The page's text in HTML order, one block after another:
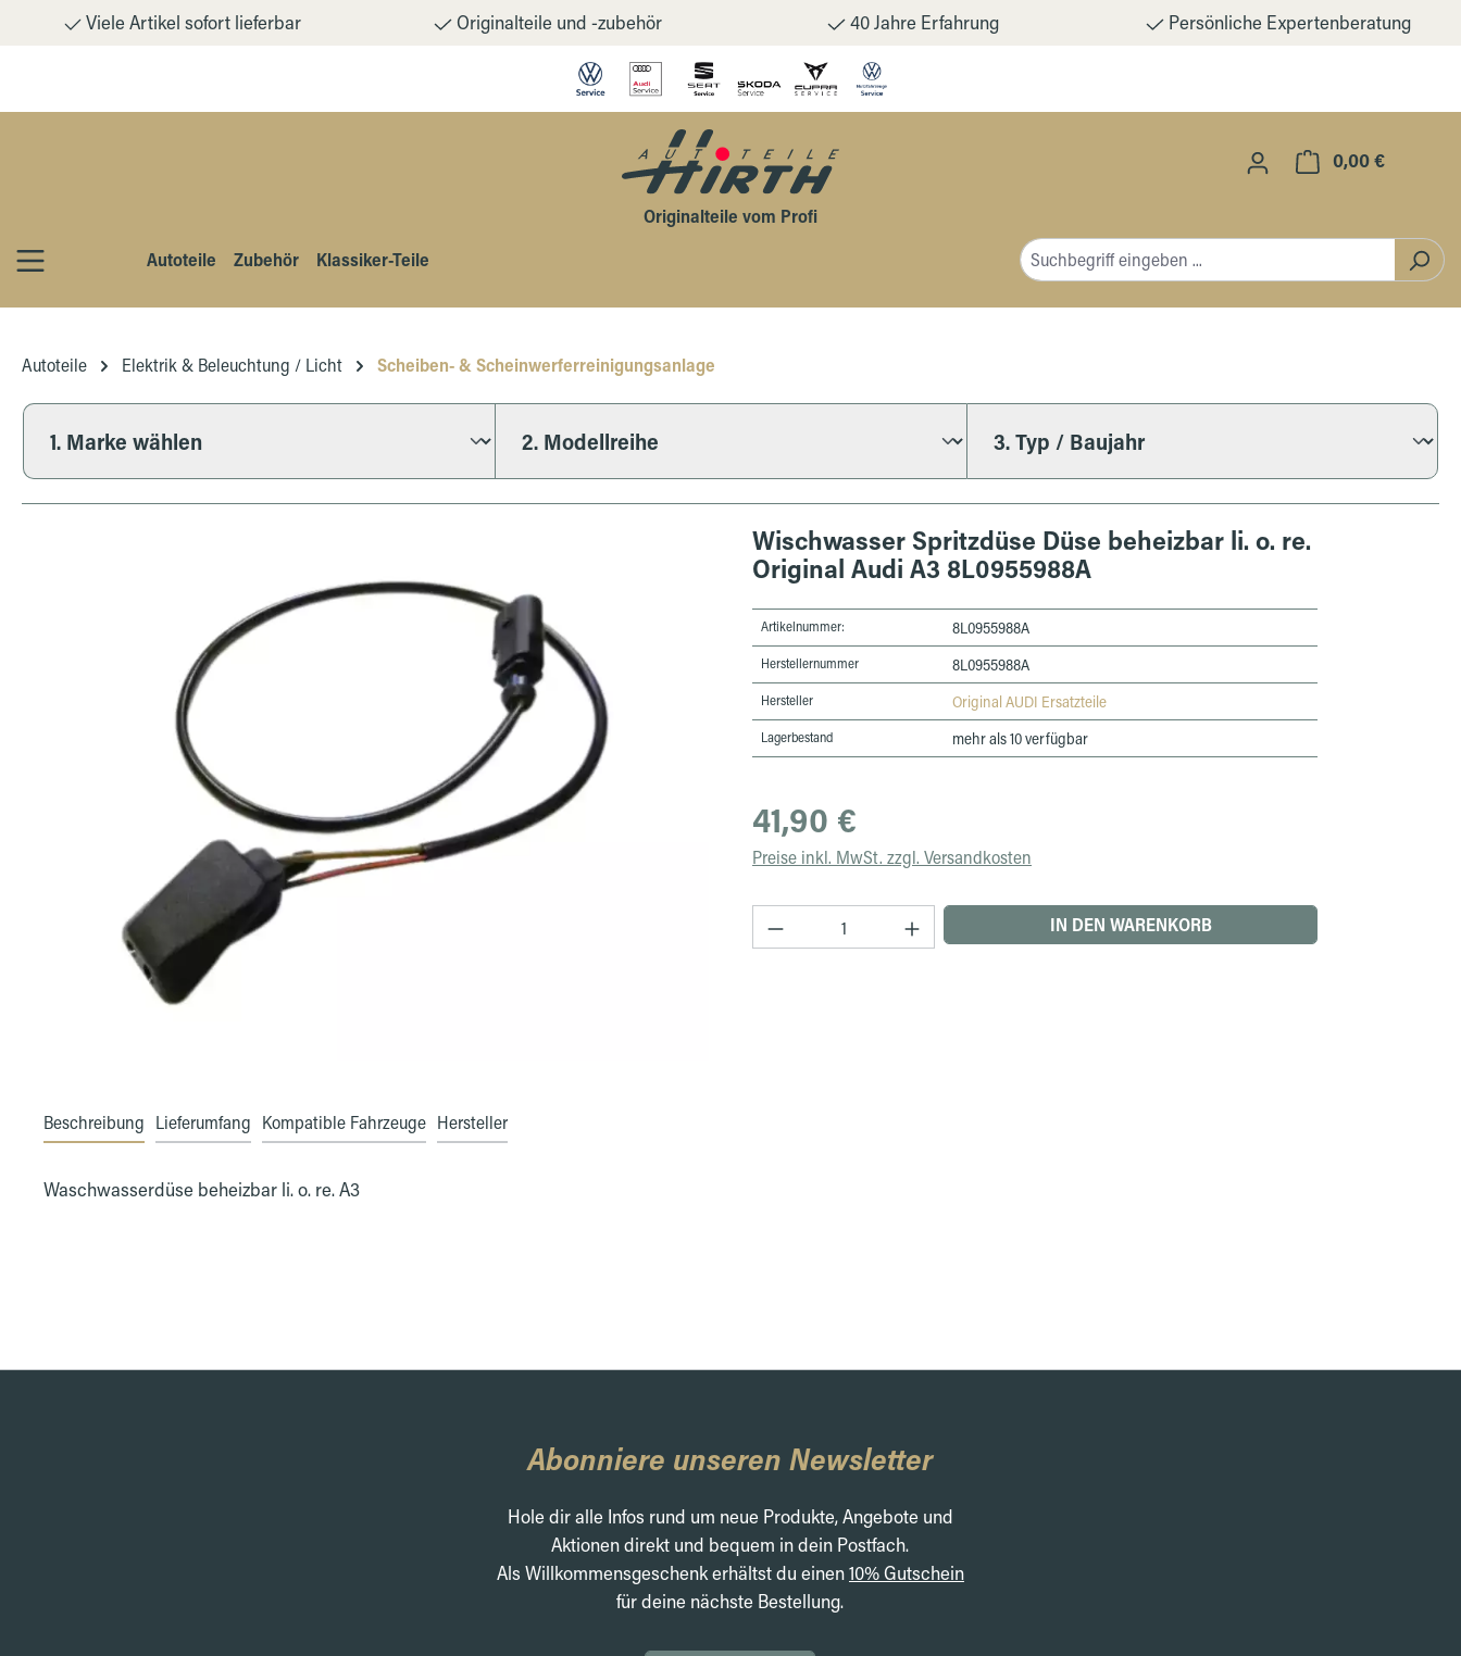
Hauptinhalt springen
Zur Suche springen
Zur Hauptnavigation springen
Viele Artikel sofort lieferbar Originalteile und -zubehör 40 Jahre Erfahrung Persönliche Expertenberatung
0,00 €
Originalteile vom Profi
Autoteile
Zubehör Klassiker-Teile
Autoteile Elektrik & Beleuchtung / Licht Scheiben- & Scheinwerferreinigungsanlage
Wischwasser Spritzdüse Düse beheizbar li. o. re.
Original Audi A3 8L0955988A
Artikelnummer: 8L0955988A
Herstellernummer 8L0955988A
Hersteller Original AUDI Ersatzteile
Lagerbestand mehr als 10 verfügbar
Regulärer Preis:
41,90 €
Preise inkl. MwSt. zzgl. Versandkosten
Produkt Anzahl: Gib den gewünschten Wert ein oder benutze
IN DEN WARENKORB
Beschreibung Lieferumfang Kompatible Fahrzeuge Hersteller
Waschwasserdüse beheizbar li. o. re. A3
Abonniere unseren Newsletter
Hole dir alle Infos rund um neue Produkte, Angebote und
Aktionen direkt und bequem in dein Postfach.
Als Willkommensgeschenk erhältst du einen10% Gutschein
für deine nächste Bestellung.